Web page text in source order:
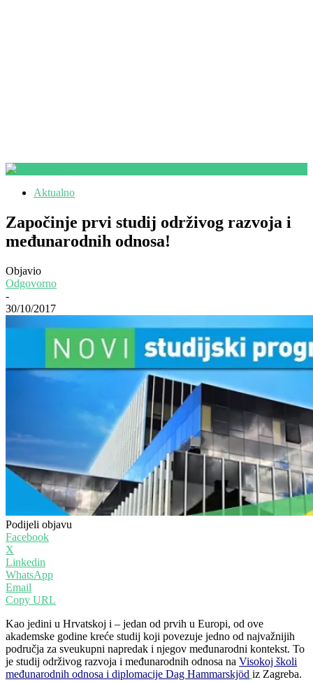
Aktualno
Započinje prvi studij održivog razvoja i
međunarodnih odnosa!
Objavio
Odgovorno
-
30/10/2017
Podijeli objavu
Facebook
X
Linkedin
WhatsApp
Email
Copy URL
Kao jedini u Hrvatskoj i – jedan od prvih u Europi, od ove
akademske godine kreće studij koji povezuje jedno od najvažnijih
područja za sveukupni napredak i njegov međunarodni kontekst. To
je studij održivog razvoja i međunarodnih odnosa na Visokoj školi
međunarodnih odnosa i diplomacije Dag Hammarskjöd iz Zagreba.